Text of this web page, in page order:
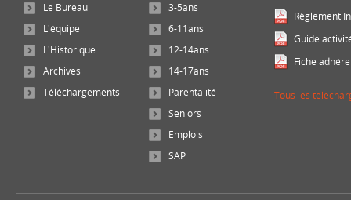
Le Bureau
L'équipe
L'Historique
Archives
Téléchargements
3-5ans
6-11ans
12-14ans
14-17ans
Parentalité
Seniors
Emplois
SAP
Règlement
Guide
Fiche
Tous les